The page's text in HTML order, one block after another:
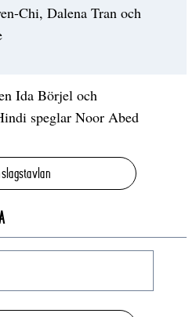
Chi, Dalena Tran och
Ida Börjel och
speglar Noor Abed